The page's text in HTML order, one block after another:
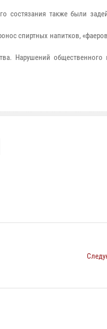
состязания также были
спиртных напитков,
Нарушений общественного